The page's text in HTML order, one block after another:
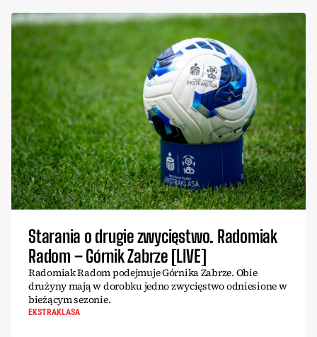
Starania o drugie zwycięstwo. Radomiak
Radom – Górnik Zabrze [LIVE]
Radomiak Radom podejmuje Górnika Zabrze. Obie
drużyny mają w dorobku jedno zwycięstwo odniesione w
bieżącym sezonie.
EKSTRAKLASA